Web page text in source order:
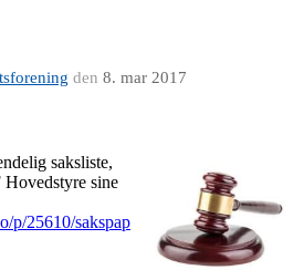
den 8. mar 2017
saksliste,
Hovedstyre sine
p/25610/sakspap